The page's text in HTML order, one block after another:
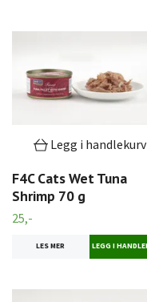
Legg i handlekurv
F4C Cats Wet Tuna
Shrimp 70 g
25,-
LES MER